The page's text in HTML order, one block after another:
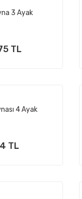
3 Ayak
TL
4 Ayak
TL